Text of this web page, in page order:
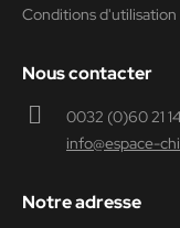
Conditions d'utilisation
Nous contacter
0032 (0)60 21
info@espace-
Notre adresse